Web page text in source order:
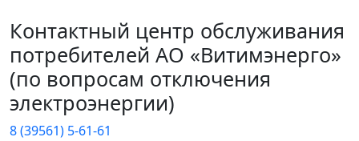
Контактный центр обслуживания
потребителей АО «Витимэнерго»
(по вопросам отключения
электроэнергии)
8 (39561) 5-61-61